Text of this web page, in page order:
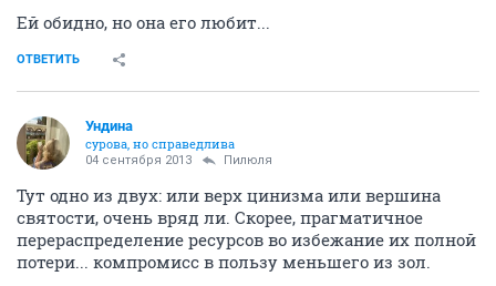
Ей обидно, но она его любит...
ОТВЕТИТЬ
Ундинa
сурова, но справедлива
04 сентября 2013 Пилюля
Тут одно из двух: или верх цинизма или вершина
святости, очень вряд ли. Скорее, прагматичное
перераспределение ресурсов во избежание их полной
потери... компромисс в пользу меньшего из зол.